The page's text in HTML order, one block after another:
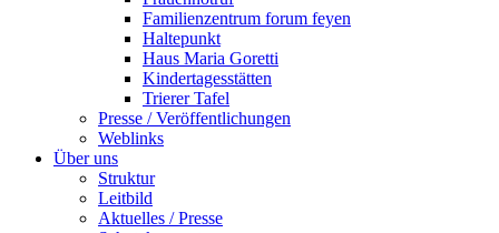
Familienzentrum forum feyen
Haltepunkt
Haus Maria Goretti
Kindertagesstätten
Trierer Tafel
Presse / Veröffentlichungen
Weblinks
Über uns
Struktur
Leitbild
Aktuelles / Presse